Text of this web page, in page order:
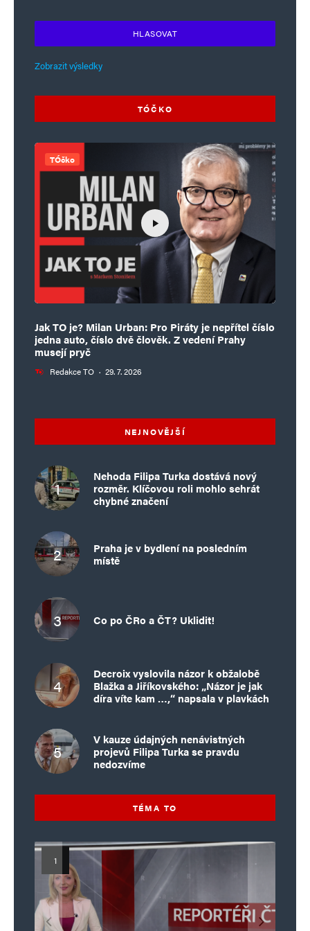
HLASOVAT
Zobrazit výsledky
TÓČKO
TÓčko
Jak TO je? Milan Urban: Pro Piráty je nepřítel číslo
jedna auto, číslo dvě člověk. Z vedení Prahy
musejí pryč
Redakce TO · 29. 7. 2026
NEJNOVĚJŠÍ
Nehoda Filipa Turka dostává nový
rozměr. Klíčovou roli mohlo sehrát
chybné značení
Praha je v bydlení na posledním
místě
Co po ČRo a ČT? Uklidit!
Decroix vyslovila názor k obžalobě
Blažka a Jiříkovského: „Názor je jak
díra víte kam …,“ napsala v plavkách
V kauze údajných nenávistných
projevů Filipa Turka se pravdu
nedozvíme
TÉMA TO
Islamistický teror v EU, 6. díl:
Mýty o Václavu Klausovi:
Vymíráme a politici lžou: